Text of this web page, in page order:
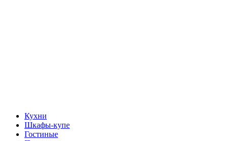
Кухни
Шкафы-купе
Гостиные